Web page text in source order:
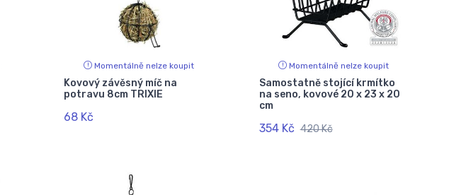
Momentálně nelze koupit
Kovový závěsný míč na
potravu 8cm TRIXIE
68 Kč
Momentálně nelze koupit
Samostatně stojící krmítko
na seno, kovové 20 x 23 x 20
cm
354 Kč 420 Kč